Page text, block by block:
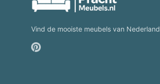
Vind de mooiste meubels van Nederland